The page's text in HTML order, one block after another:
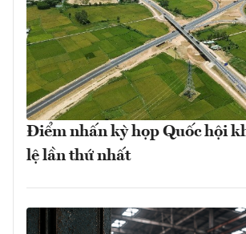
Điểm nhấn kỳ họp Quốc hội
lệ lần thứ nhất